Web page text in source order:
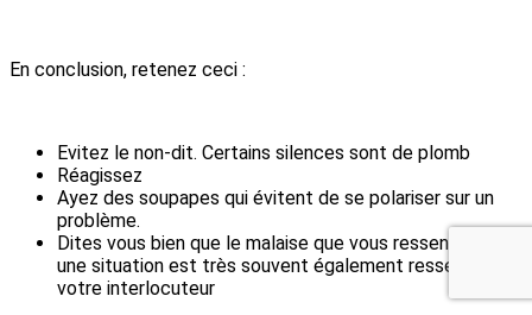
En conclusion, retenez ceci :
Evitez le non-dit. Certains silences sont de plomb
Réagissez
Ayez des soupapes qui évitent de se polariser sur un
problème.
Dites vous bien que le malaise que vous ressentez dans
une situation est très souvent également ressenti par
votre interlocuteur